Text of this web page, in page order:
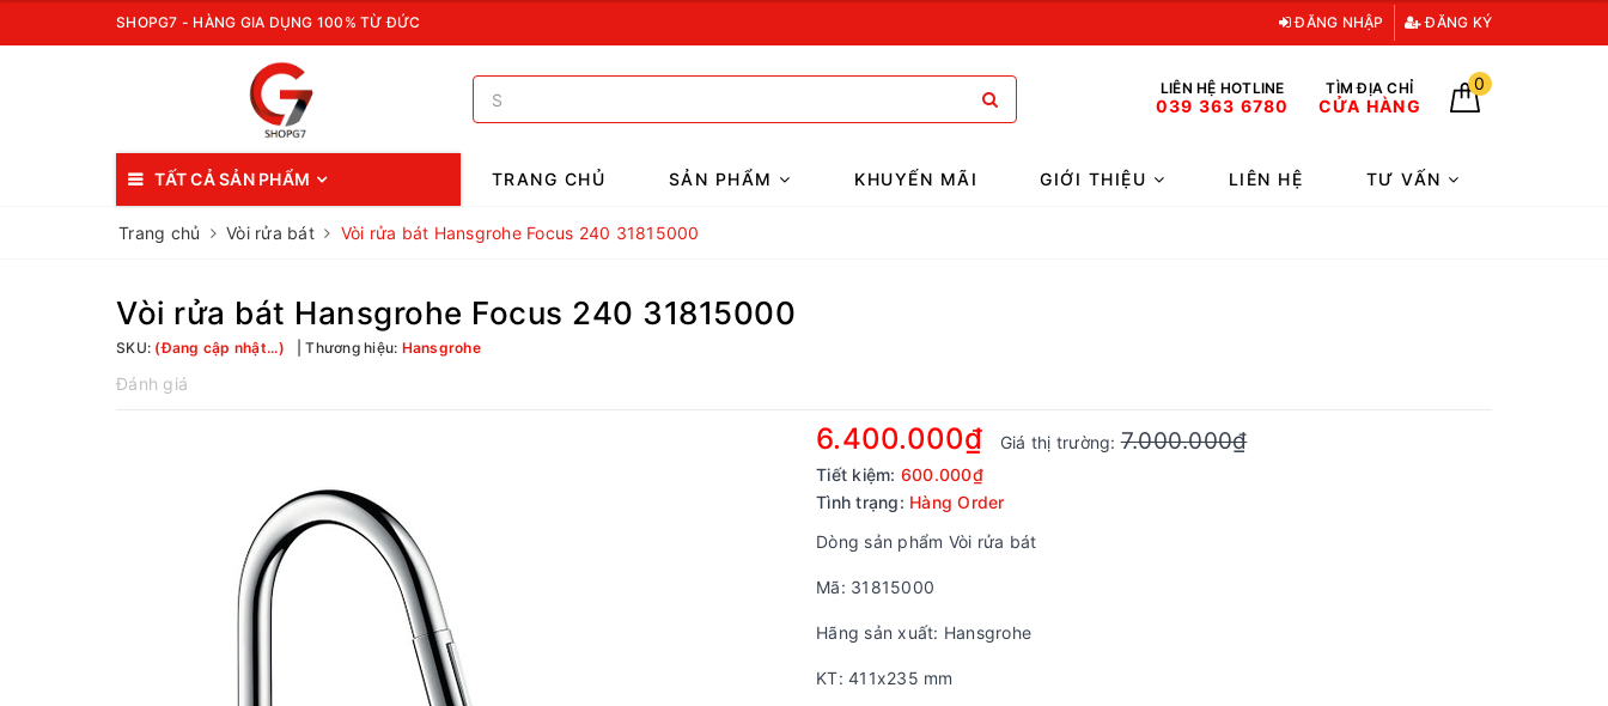
SHOPG7 - HÀNG GIA DỤNG 100% TỪ ĐỨC ĐĂNG NHẬP ĐĂNG KÝ
LIÊN HỆ HOTLINE
039 363 6780
TÌM ĐỊA CHỈ
CỬA HÀNG
0
TẤT CẢ SẢN PHẨM TRANG CHỦ SẢN PHẨM KHUYẾN MÃI GIỚI THIỆU LIÊN HỆ TƯ VẤN
Trang chủ Vòi rửa bát Vòi rửa bát Hansgrohe Focus 240 31815000
Vòi rửa bát Hansgrohe Focus 240 31815000
SKU: (Đang cập nhật...) Thương hiệu: Hansgrohe
Đánh giá
6.400.000₫ Giá thị trường:7.000.000₫
Tiết kiệm: 600.000₫
Tình trạng: Hàng Order
Dòng sản phẩm Vòi rửa bát
Mã: 31815000
Hãng sản xuất: Hansgrohe
KT: 411x235 mm